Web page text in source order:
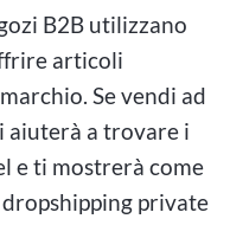
B2B utilizzano
articoli
Se vendi ad
aiuterà a trovare i
e ti mostrerà come
private